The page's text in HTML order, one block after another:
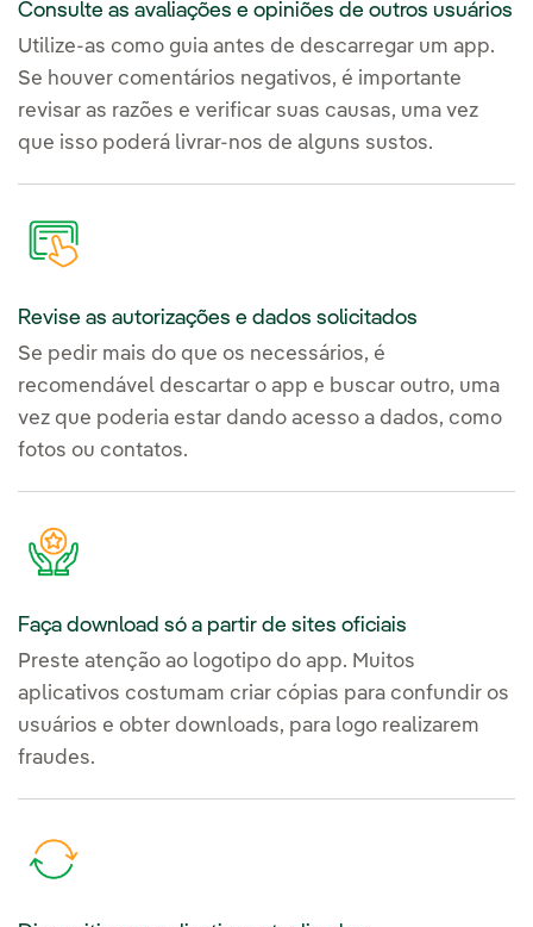
Consulte as avaliações e opiniões de outros usuários
Utilize-as como guia antes de descarregar um app.
Se houver comentários negativos, é importante
revisar as razões e verificar suas causas, uma vez
que isso poderá livrar-nos de alguns sustos.
Revise as autorizações e dados solicitados
Se pedir mais do que os necessários, é
recomendável descartar o app e buscar outro, uma
vez que poderia estar dando acesso a dados, como
fotos ou contatos.
Faça download só a partir de sites oficiais
Preste atenção ao logotipo do app. Muitos
aplicativos costumam criar cópias para confundir os
usuários e obter downloads, para logo realizarem
fraudes.